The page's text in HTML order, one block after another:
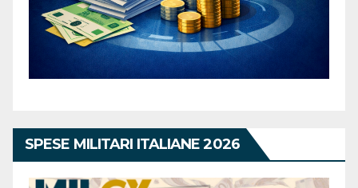
SPESE MILITARI ITALIANE 2026